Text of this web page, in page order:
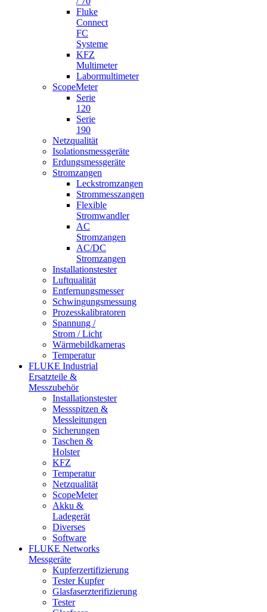
Fluke
Connect
FC
Systeme
KFZ
Multimeter
Labormultimeter
ScopeMeter
Serie
120
Serie
190
Netzqualität
Isolationsmessgeräte
Erdungsmessgeräte
Stromzangen
Leckstromzangen
Strommesszangen
Flexible
Stromwandler
AC
Stromzangen
AC/DC
Stromzangen
Installationstester
Luftqualität
Entfernungsmesser
Schwingungsmessung
Prozesskalibratoren
Spannung /
Strom / Licht
Wärmebildkameras
Temperatur
FLUKE Industrial
Ersatzteile &
Messzubehör
Installationstester
Messspitzen &
Messleitungen
Sicherungen
Taschen &
Holster
KFZ
Temperatur
Netzqualität
ScopeMeter
Akku &
Ladegerät
Diverses
Software
FLUKE Networks
Messgeräte
Kupferzertifizierung
Tester Kupfer
Glasfaserzterifizierung
Tester